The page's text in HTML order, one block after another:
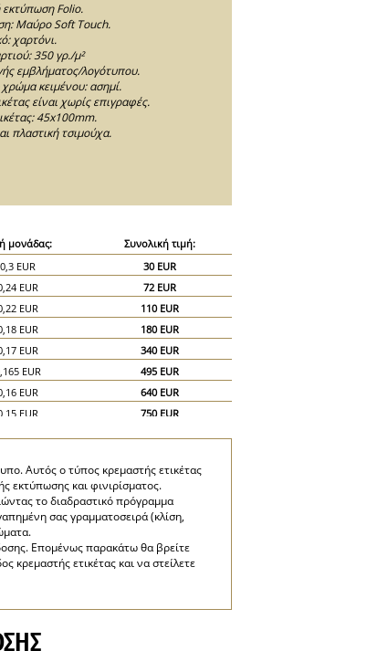
Folio.
Μαύρο Soft Touch.
χαρτόνι.
350 γρ./μ²
εμβλήματος/λογότυπου.
κειμένου: ασημί.
είναι χωρίς επιγραφές.
45x100mm.
πλαστική τσιμούχα.
μονάδας:
Συνολική τιμή:
0,3 EUR
30 EUR
EUR
72 EUR
EUR
110 EUR
EUR
180 EUR
EUR
340 EUR
EUR
495 EUR
EUR
640 EUR
EUR
750 EUR
EUR
1.000 EUR
EUR
1.080 EUR
EUR
1.100 EUR
0,1 EUR
EUR 1.800 EUR
Αυτός ο τύπος κρεμαστής ετικέτας
εκτύπωσης και φινιρίσματος.
το διαδραστικό πρόγραμμα
σας γραμματοσειρά (κλίση,
Επομένως παρακάτω θα βρείτε
κρεμαστής ετικέτας και να στείλετε